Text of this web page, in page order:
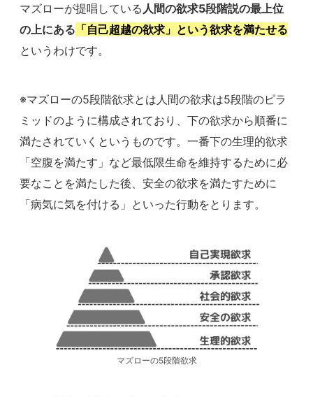
マズローが提唱している 人間の欲求5段階説の最上位
の上にある 「自己超越の欲求」という欲求を満たせる
というわけです。
※マズローの5段階欲求とは人間の欲求は5段階のピラ
ミッドのように構成されており、下の欲求から順番に
満たされていくというものです。一番下の生理的欲求
「空腹を満たす」など最低限生命を維持するために必
要なことを満たした後、安全の欲求を満たすために
「病気に気を付ける」といった行動をとります。
マズローの5段階欲求